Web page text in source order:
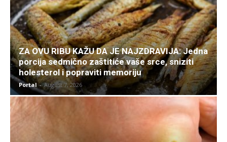
ZA OVU RIBU KAŽU DA JE NAJZDRAVIJA: Jedna
porcija sedmično zaštitiće vaše srce, sniziti
holesterol i popraviti memoriju
Portal - August 7, 2026